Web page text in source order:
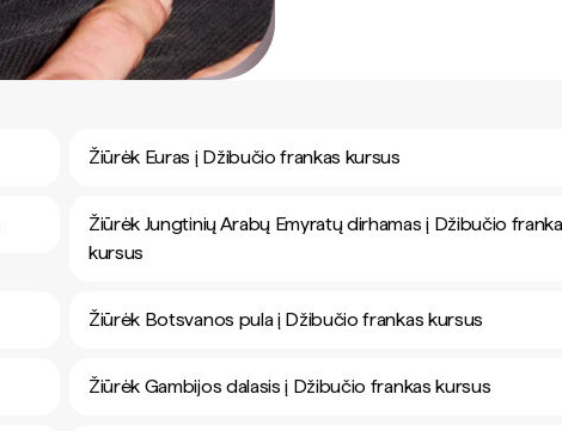
Žiūrėk Euras į Džibučio frankas kursus
Žiūrėk Jungtinių Arabų Emyratų dirhamas į Džibučio
kursus
Žiūrėk Botsvanos pula į Džibučio frankas kursus
Žiūrėk Gambijos dalasis į Džibučio frankas kursus